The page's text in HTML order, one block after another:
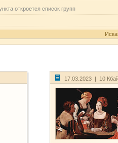
откроется список групп
17.03.2023 | 10